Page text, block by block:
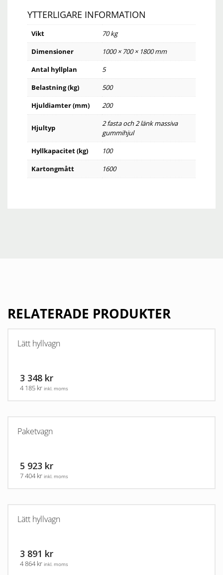
YTTERLIGARE INFORMATION
Vikt
70 kg
Dimensioner
1000 × 700 × 1800 mm
Antal hyllplan
5
Belastning (kg)
500
Hjuldiamter (mm)
200
Hjultyp
2 fasta och 2 länk massiva
gummihjul
Hyllkapacitet (kg)
100
Kartongmått
1600
RELATERADE PRODUKTER
Lätt hyllvagn
3 348 kr
4 185 kr inkl. moms
Paketvagn
5 923 kr
7 404 kr inkl. moms
Lätt hyllvagn
3 891 kr
4 864 kr inkl. moms